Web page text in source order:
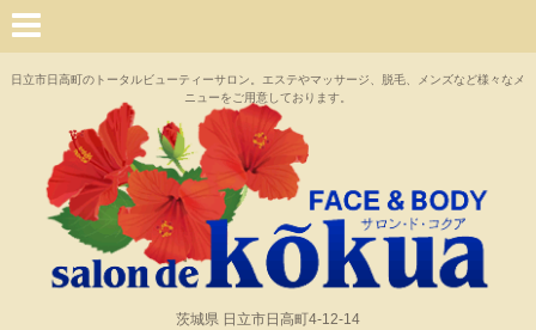
日立市日高町のトータルビューティーサロン。エステやマッサージ、脱毛、メンズなど様々なメ
ニューをご用意しております。
茨城県 日立市日高町4-12-14